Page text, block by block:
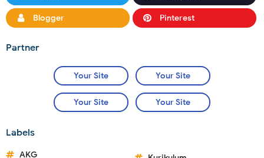
Blogger Pinterest
Partner
Your Site Your Site
Your Site Your Site
Labels
AKG